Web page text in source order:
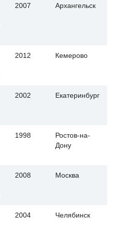
2007 Архангельск
2012 Кемерово
2002 Екатеринбург
1998
Ростов-на-
Дону
2008 Москва
2004 Челябинск